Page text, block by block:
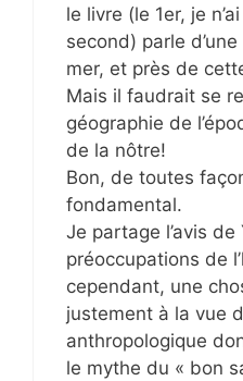
le livre (le 1er, je
second) parle
mer, et près de
Mais il faudrait se
géographie de
de la nôtre!
Bon, de toutes
fondamental.
Je partage l’avis
préoccupations de
cependant, une
justement à la vue
anthropologique
le mythe du « bon